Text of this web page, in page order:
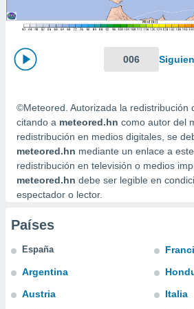
seguir
coste.
a la
la
todas
ya sean
nos
y análisis
así como
CONFIGURACIÓN
006
©Meteored. Autorizada la redistribución
citando a meteored.hn como autor del
redistribución en medios digitales, se
meteored.hn mediante un enlace a
redistribución en televisión o medios
meteored.hn debe ser legible en
espectador o lector.
Países
España
Argentina
Austria
Italia